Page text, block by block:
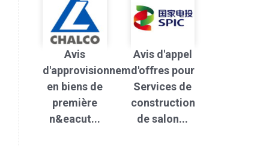
Avis
d'approvisionnement
en biens de
première
n&eacut...
Avis d'appel
d'offres pour
Services de
construction
de salon...